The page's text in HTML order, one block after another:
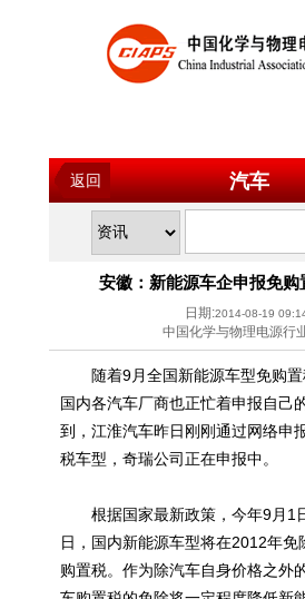
返回 汽车
安徽：新能源车企申报免购
日期:2014-08-19
中国化学与物理电源行
随着9月全国新能源车型免购置
国内各汽车厂商也正忙着申报自己
到，江淮汽车昨日刚刚通过网络申
税车型，奇瑞公司正在申报中。
根据国家最新政策，今年9月1
日，国内新能源车型将在2012年免
购置税。作为除汽车自身价格之外